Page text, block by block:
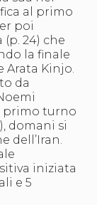
al primo
poi
24) che
la finale
Arata Kinjo.
da
primo turno
domani si
dell’Iran.
iniziata
e 5